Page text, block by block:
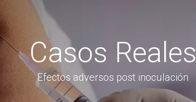
Casos Reales
Efectos adversos post inoculación